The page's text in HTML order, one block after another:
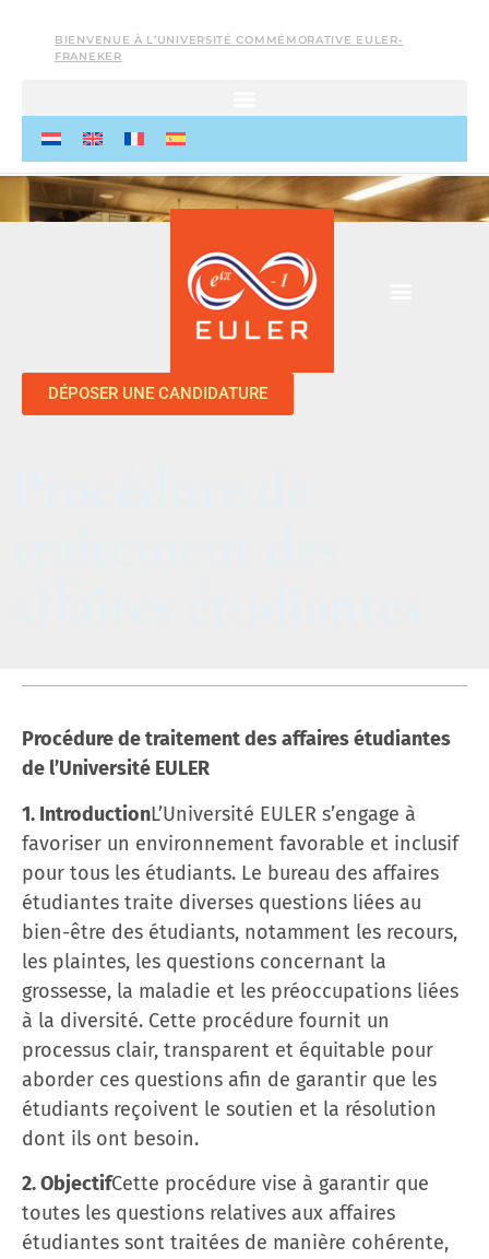
BIENVENUE À L’UNIVERSITÉ COMMÉMORATIVE EULER-
FRANEKER
DÉPOSER UNE CANDIDATURE
Procédure de traitement des affaires étudiantes
de l’Université EULER
1. IntroductionL’Université EULER s’engage à
favoriser un environnement favorable et inclusif
pour tous les étudiants. Le bureau des affaires
étudiantes traite diverses questions liées au
bien-être des étudiants, notamment les recours,
les plaintes, les questions concernant la
grossesse, la maladie et les préoccupations liées
à la diversité. Cette procédure fournit un
processus clair, transparent et équitable pour
aborder ces questions afin de garantir que les
étudiants reçoivent le soutien et la résolution
dont ils ont besoin.
2. ObjectifCette procédure vise à garantir que
toutes les questions relatives aux affaires
étudiantes sont traitées de manière cohérente,